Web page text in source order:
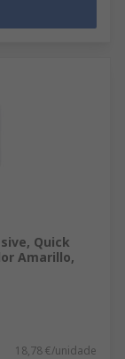
Quick
Amarillo,
18,78 €/unidade